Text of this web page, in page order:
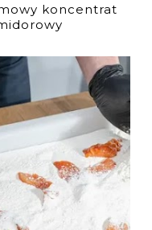
koncentrat